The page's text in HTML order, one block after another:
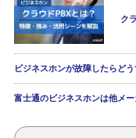
ク
ビジネスホンが故障したらど
富士通のビジネスホンは他メ